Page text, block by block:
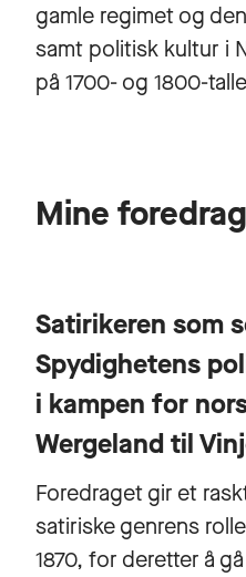
gamle regimet og
samt politisk kultur i
på 1700- og 1800-
Mine
Satirikeren som
Spydighetens
i kampen for
Wergeland til
Foredraget gir et
satiriske genrens
1870, for deretter å